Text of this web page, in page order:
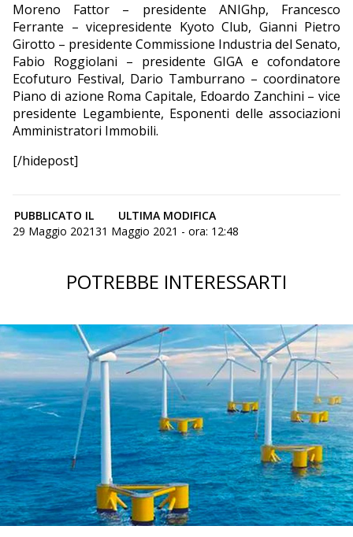
Moreno Fattor – presidente ANIGhp, Francesco
Ferrante – vicepresidente Kyoto Club, Gianni Pietro
Girotto – presidente Commissione Industria del Senato,
Fabio Roggiolani – presidente GIGA e cofondatore
Ecofuturo Festival, Dario Tamburrano – coordinatore
Piano di azione Roma Capitale, Edoardo Zanchini – vice
presidente Legambiente, Esponenti delle associazioni
Amministratori Immobili.
[/hidepost]
PUBBLICATO IL
29 Maggio 2021
ULTIMA MODIFICA
31 Maggio 2021 - ora: 12:48
POTREBBE INTERESSARTI